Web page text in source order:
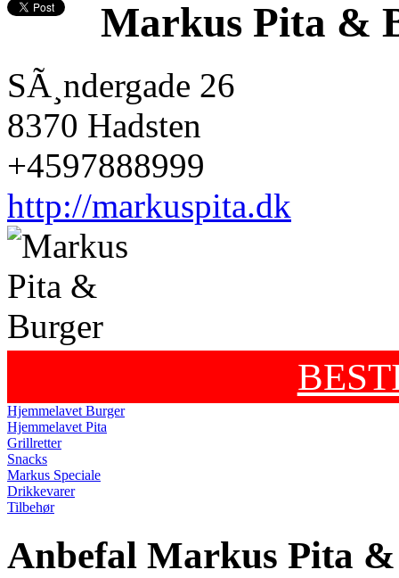
Markus Pita &
SÃ¸ndergade 26
8370 Hadsten
+4597888999
http://markuspita.dk
Hjemmelavet Burger
Hjemmelavet Pita
Grillretter
Snacks
Markus Speciale
Drikkevarer
Tilbehør
Anbefal Markus Pita